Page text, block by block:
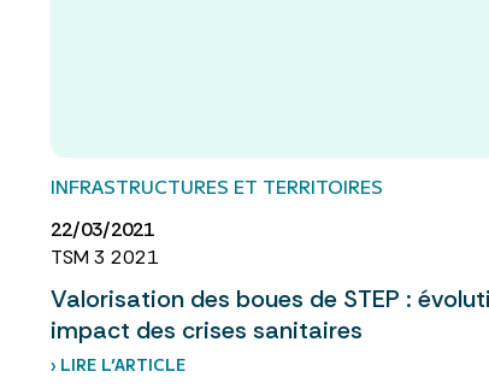
INFRASTRUCTURES ET TERRITOIRES
22/03/2021
TSM 3 2021
Valorisation des boues de STEP :
impact des crises sanitaires
› LIRE L’ARTICLE